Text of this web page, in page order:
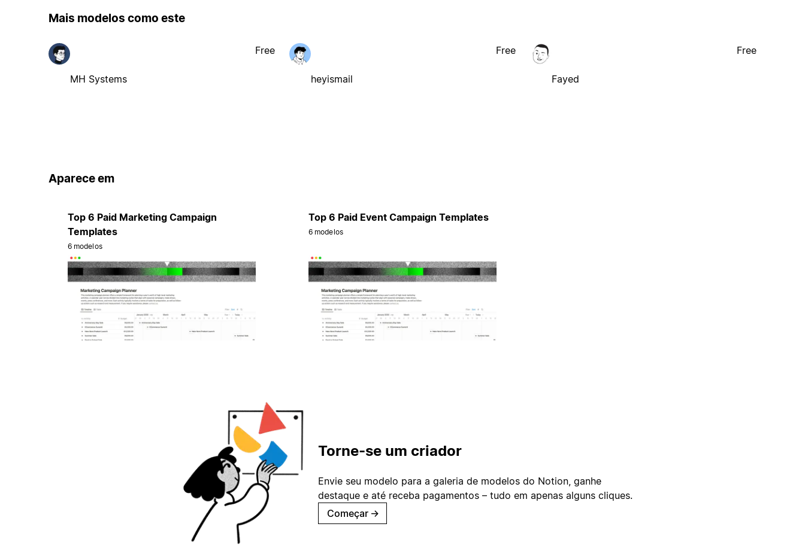
Mais modelos como este
MH Systems
Free
heyismail
Free
Fayed
Free
Aparece em
Top 6 Paid Marketing Campaign
Templates
6 modelos
Top 6 Paid Event Campaign Templates
6 modelos
Torne-se um criador
Envie seu modelo para a galeria de modelos do Notion, ganhe
destaque e até receba pagamentos – tudo em apenas alguns cliques.
Começar →